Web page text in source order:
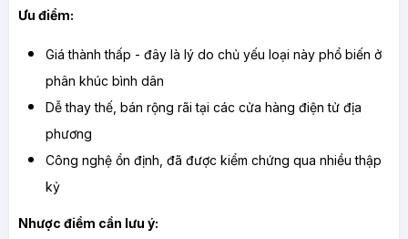
Ưu điểm:
Giá thành thấp - đây là lý do chủ yếu loại này phổ biến ở
phân khúc bình dân
Dễ thay thế, bán rộng rãi tại các cửa hàng điện tử địa
phương
Công nghệ ổn định, đã được kiểm chứng qua nhiều thập
kỷ
Nhược điểm cần lưu ý: